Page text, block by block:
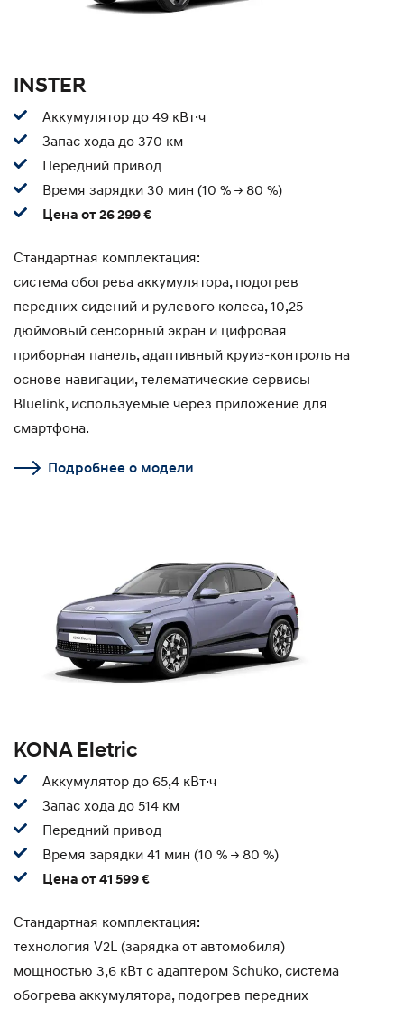
INSTER
Аккумулятор до 49 кВт·ч
Запас хода до 370 км
Передний привод
Время зарядки 30 мин (10 % -> 80 %)
Цена от 26 299 €
Стандартная комплектация:
система обогрева аккумулятора, подогрев
передних сидений и рулевого колеса, 10,25-
дюймовый сенсорный экран и цифровая
приборная панель, адаптивный круиз-контроль на
основе навигации, телематические сервисы
Bluelink, используемые через приложение для
смартфона.
Подробнее о модели
KONA Eletric
Аккумулятор до 65,4 кВт·ч
Запас хода до 514 км
Передний привод
Время зарядки 41 мин (10 % -> 80 %)
Цена от 41 599 €
Стандартная комплектация:
технология V2L (зарядка от автомобиля)
мощностью 3,6 кВт с адаптером Schuko, система
обогрева аккумулятора, подогрев передних